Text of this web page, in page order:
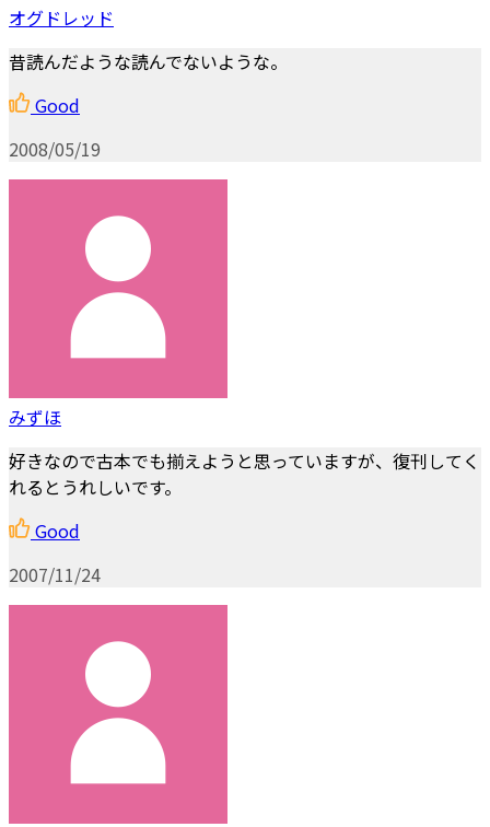
オグドレッド
昔読んだような読んでないような。
Good
2008/05/19
みずほ
好きなので古本でも揃えようと思っていますが、復刊してく
れるとうれしいです。
Good
2007/11/24